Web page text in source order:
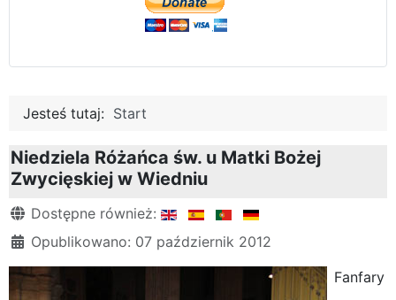
Jesteś tutaj: Start
Niedziela Różańca św. u Matki Bożej
Zwycięskiej w Wiedniu
Szczegóły
Dostępne również:
Opublikowano: 07 październik 2012
Fanfary